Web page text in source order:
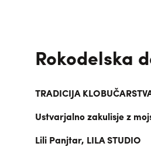
Rokodelska
TRADICIJA
Ustvarjalno zakulisje z
Lili Panjtar, LILA STUDIO